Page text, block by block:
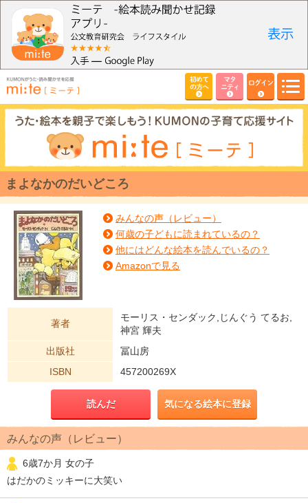
初めて
の方へ
マタ
ニティ
ログイン
まよなかのだいどころ
みんなの声（レビュー）
何歳の子どもに読まれているの？
他にはどんな絵本を読んでいるの？
Amazonで見る
著者
モーリス・センダック,じんぐう てるお,
神宮 輝夫
出版社
冨山房
ISBN
457200269X
読んだ 気になる絵本に登録
みんなの声（レビュー）
6歳7か月 女の子
はだかのミッキーに大笑い